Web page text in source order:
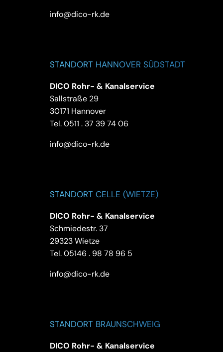
info@dico-rk.de
STANDORT HANNOVER SÜDSTADT
DICO Rohr- & Kanalservice
Sallstraße 29
30171 Hannover
Tel.0511 . 37 39 74 06
info@dico-rk.de
STANDORT CELLE (WIETZE)
DICO Rohr- & Kanalservice
Schmiedestr. 37
29323 Wietze
Tel.05146 . 98 78 96 5
info@dico-rk.de
STANDORT BRAUNSCHWEIG
DICO Rohr- & Kanalservice